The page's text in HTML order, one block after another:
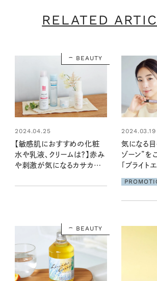
RELATED
BEAUTY
2024.04.25
【敏感肌におすすめの化粧
水や乳液、クリームは？】赤み
や刺激が気になるカサカサ
2024.03.19
気になる
ゾーン”を
「ブライト
BEAUTY